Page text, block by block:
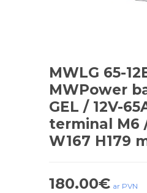
MWLG 65-
MWPower
GEL / 12V-
terminal M6
W167 H179
180.00€ ar PVN